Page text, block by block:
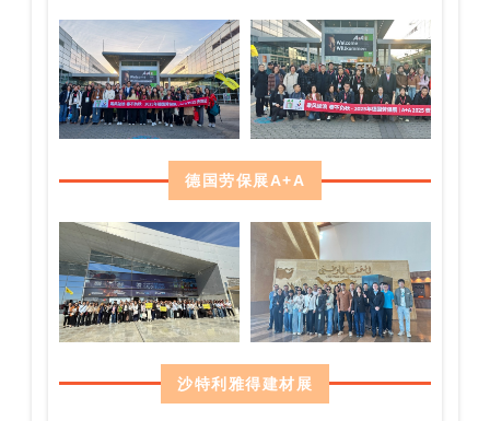
德国劳保展A+A
沙特利雅得建材展